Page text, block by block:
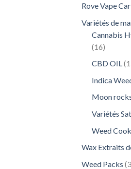
Rove Vape
Variétés de
Cannabis
1616
CBD OIL
Indica
Moon
Variétés
Weed
Wax Extraits
Weed Packs 3